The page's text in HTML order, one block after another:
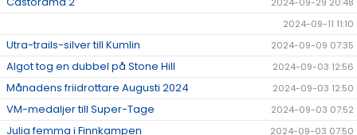
2024-09-29 20:48
2024-09-11 11:10
Utra-trails-silver till Kumlin 2024-09-09 07:35
Algot tog en dubbel på Stone Hill 2024-09-03 12:56
Månadens friidrottare Augusti 2024 2024-09-03 12:50
VM-medaljer till Super-Tage 2024-09-03 07:52
Julia femma i Finnkampen 2024-09-03 07:50